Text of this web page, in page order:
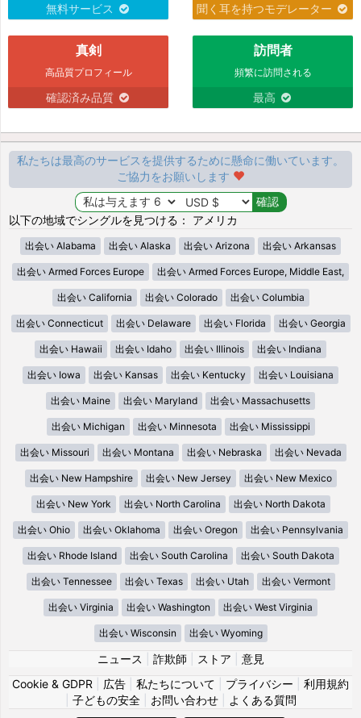
無料サービス 聞く耳を持つモデレーター
真剣
高品質プロフィール
確認済み品質
訪問者
頻繁に訪問される
最高
私たちは最高のサービスを提供するために懸命に働いています。
ご協力をお願いします
以下の地域でシングルを見つける： アメリカ
出会い Alabama 出会い Alaska 出会い Arizona 出会い Arkansas
出会い Armed Forces Europe 出会い Armed Forces Europe, Middle East,
出会い California 出会い Colorado 出会い Columbia
出会い Connecticut 出会い Delaware 出会い Florida 出会い Georgia
出会い Hawaii 出会い Idaho 出会い Illinois 出会い Indiana
出会い Iowa 出会い Kansas 出会い Kentucky 出会い Louisiana
出会い Maine 出会い Maryland 出会い Massachusetts
出会い Michigan 出会い Minnesota 出会い Mississippi
出会い Missouri 出会い Montana 出会い Nebraska 出会い Nevada
出会い New Hampshire 出会い New Jersey 出会い New Mexico
出会い New York 出会い North Carolina 出会い North Dakota
出会い Ohio 出会い Oklahoma 出会い Oregon 出会い Pennsylvania
出会い Rhode Island 出会い South Carolina 出会い South Dakota
出会い Tennessee 出会い Texas 出会い Utah 出会い Vermont
出会い Virginia 出会い Washington 出会い West Virginia
出会い Wisconsin 出会い Wyoming
ニュース 詐欺師 ストア
意見
Cookie & GDPR
広告 私たちについて プライバシー
利用規約
子どもの安全| お問い合わせ| よくある質問